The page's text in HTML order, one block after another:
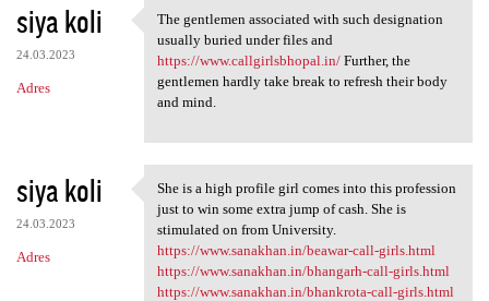
siya koli
24.03.2023
Adres
The gentlemen associated with
The gentlemen associated with such designation
usually buried under files and
https://www.callgirlsbhopal.in/Further, the
gentlemen hardly take break to refresh their body
and mind.
siya koli
24.03.2023
Adres
She is a high profile girl
She is a high profile girl comes into this profession
just to win some extra jump of cash. She is
stimulated on from University.
https://www.sanakhan.in/beawar-call-girls.html
https://www.sanakhan.in/bhangarh-call-girls.html
https://www.sanakhan.in/bhankrota-call-girls.html